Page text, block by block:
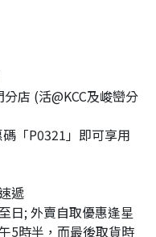
店 (活@KCC及峻巒分
「P0321」即可享用
遞
日; 外賣自取優惠逢星
5時半，而最後取貨時